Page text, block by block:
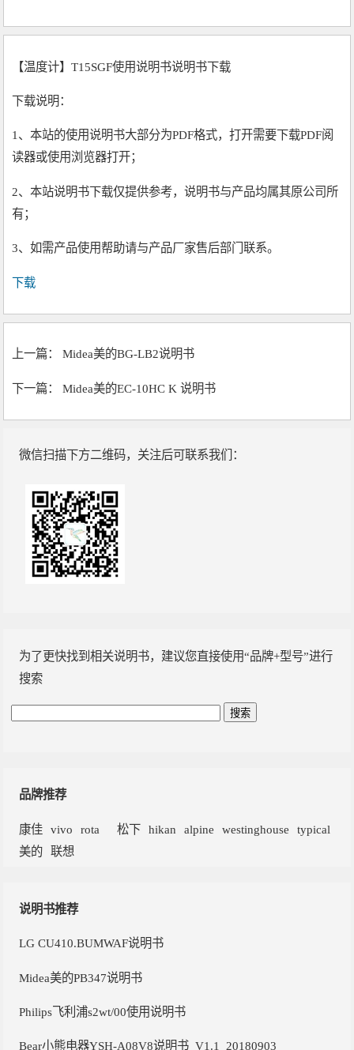
【温度计】T15SGF使用说明书说明书下载
下载说明：
1、本站的使用说明书大部分为PDF格式，打开需要下载PDF阅
读器或使用浏览器打开；
2、本站说明书下载仅提供参考，说明书与产品均属其原公司所
有；
3、如需产品使用帮助请与产品厂家售后部门联系。
下载
上一篇：Midea美的BG-LB2说明书
下一篇：Midea美的EC-10HC K 说明书
微信扫描下方二维码，关注后可联系我们：
为了更快找到相关说明书，建议您直接使用“品牌+型号”进行
搜索
品牌推荐
康佳 vivo rota 松下 hikan alpine westinghouse
typical
美的
联想
说明书推荐
LG CU410.BUMWAF说明书
Midea美的PB347说明书
Philips飞利浦s2wt/00使用说明书
Bear小熊电器YSH-A08V8说明书_V1.1_20180903